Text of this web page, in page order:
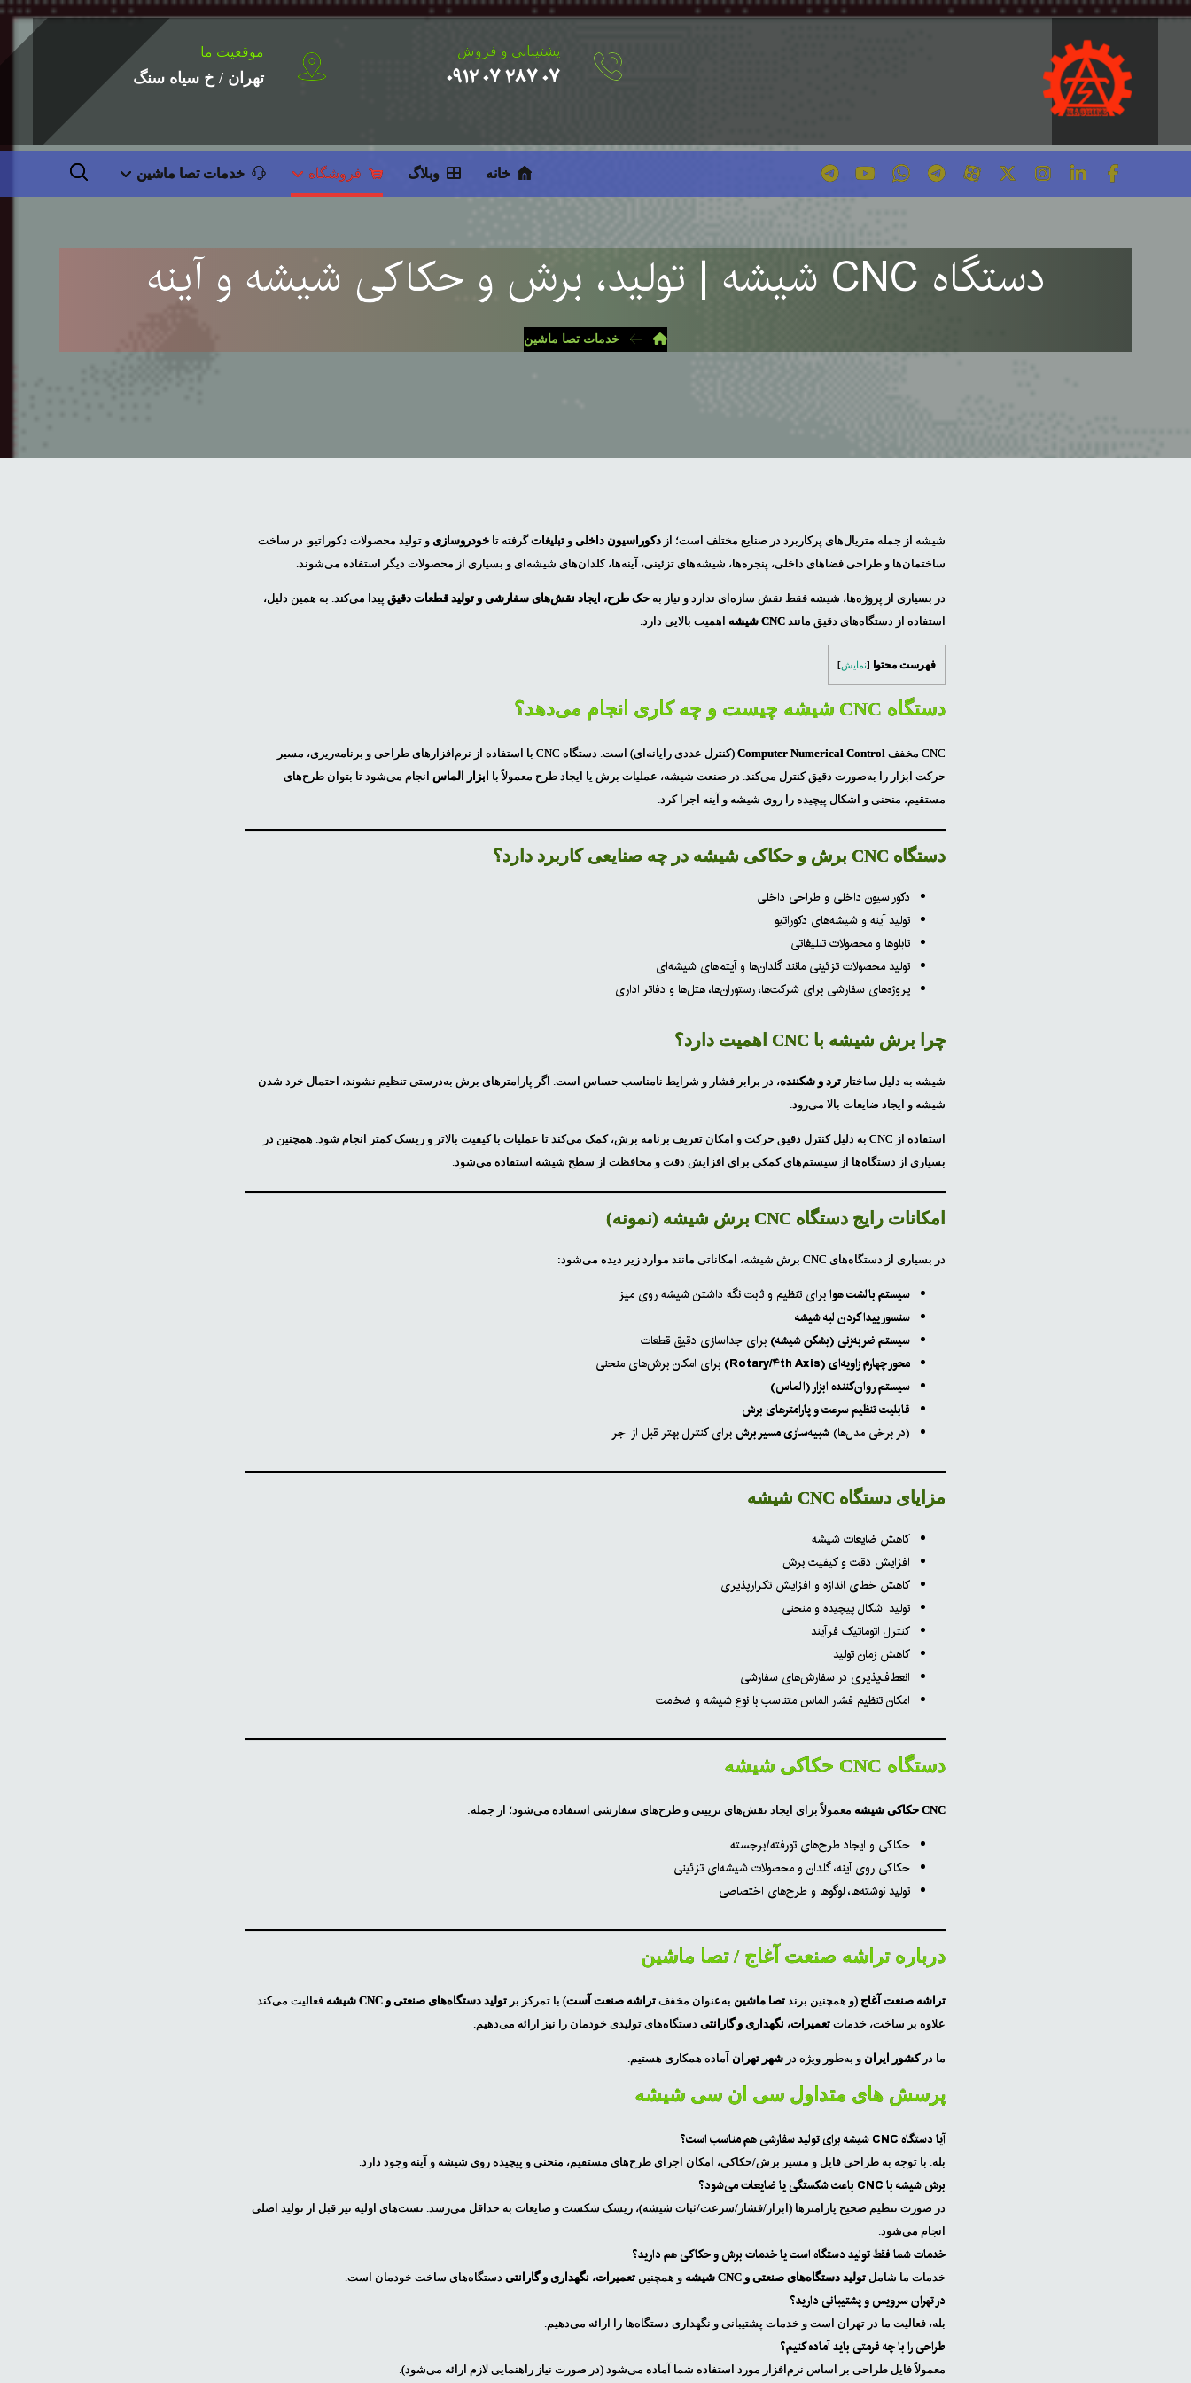
پشتیبانی و فروش
۰۷ ۲۸۷ ۰۷ ۰۹۱۲
موقعیت ما
تهران / خ سیاه سنگ
خانه وبلاگ فروشگاه خدمات تصا ماشین
دستگاه CNC شیشه | تولید، برش و حکاکی شیشه و آینه
خدمات تصا ماشین
شیشه از جمله متریال‌های پرکاربرد در صنایع مختلف است؛ از دکوراسیون داخلیو تبلیغاتگرفته تا خودروسازیو تولید محصولات دکوراتیو. در ساخت
ساختمان‌ها و طراحی فضاهای داخلی، پنجره‌ها، شیشه‌های تزئینی، آینه‌ها، کلدان‌های شیشه‌ای و بسیاری از محصولات دیگر استفاده می‌شوند.
در بسیاری از پروژه‌ها، شیشه فقط نقش سازه‌ای ندارد و نیاز به حک طرح، ایجاد نقش‌های سفارشی و تولید قطعات دقیقپیدا می‌کند. به همین دلیل،
استفاده از دستگاه‌های دقیق مانند CNC شیشه اهمیت بالایی دارد.
فهرست محتوا [نمایش]
دستگاه CNC شیشه چیست و چه کاری انجام می‌دهد؟
CNC مخفف Computer Numerical Control
(کنترل عددی رایانه‌ای) است. دستگاه CNC با استفاده از نرم‌افزارهای طراحی و برنامه‌ریزی، مسیر
حرکت ابزار را به‌صورت دقیق کنترل می‌کند. در صنعت شیشه، عملیات برش یا ایجاد طرح معمولاً با ابزار الماسانجام می‌شود تا بتوان طرح‌های
مستقیم، منحنی و اشکال پیچیده را روی شیشه و آینه اجرا کرد.
دستگاه CNC برش و حکاکی شیشه در چه صنایعی کاربرد دارد؟
دکوراسیون داخلی و طراحی داخلی
تولید آینه و شیشه‌های دکوراتیو
تابلوها و محصولات تبلیغاتی
تولید محصولات تزئینی مانند گلدان‌ها و آیتم‌های شیشه‌ای
پروژه‌های سفارشی برای شرکت‌ها، رستوران‌ها، هتل‌ها و دفاتر اداری
چرا برش شیشه با CNC اهمیت دارد؟
شیشه به دلیل ساختار ترد و شکننده، در برابر فشار و شرایط نامناسب حساس است. اگر پارامترهای برش به‌درستی تنظیم نشوند، احتمال خرد شدن
شیشه و ایجاد ضایعات بالا می‌رود.
استفاده از CNC به دلیل کنترل دقیق حرکت و امکان تعریف برنامه برش، کمک می‌کند تا عملیات با کیفیت بالاتر و ریسک کمتر انجام شود. همچنین در
بسیاری از دستگاه‌ها از سیستم‌های کمکی برای افزایش دقت و محافظت از سطح شیشه استفاده می‌شود.
امکانات رایج دستگاه CNC برش شیشه (نمونه)
در بسیاری از دستگاه‌های CNC برش شیشه، امکاناتی مانند موارد زیر دیده می‌شود:
سیستم بالشت هوابرای تنظیم و ثابت نگه داشتن شیشه روی میز
سنسور پیدا کردن لبه شیشه
سیستم ضربه‌زنی (بشکن شیشه) برای جداسازی دقیق قطعات
محور چهارم زاویه‌ای (Rotary/۴th Axis)
برای امکان برش‌های منحنی
سیستم روان‌کننده ابزار (الماس)
قابلیت تنظیم سرعت و پارامترهای برش
(در برخی مدل‌ها)شبیه‌سازی مسیر برش برای کنترل بهتر قبل از اجرا
مزایای دستگاه CNC شیشه
کاهش ضایعات شیشه
افزایش دقت و کیفیت برش
کاهش خطای اندازه و افزایش تکرارپذیری
تولید اشکال پیچیده و منحنی
کنترل اتوماتیک فرآیند
کاهش زمان تولید
انعطاف‌پذیری در سفارش‌های سفارشی
امکان تنظیم فشار الماس متناسب با نوع شیشه و ضخامت
دستگاه CNC حکاکی شیشه
CNC حکاکی شیشه معمولاً برای ایجاد نقش‌های تزیینی و طرح‌های سفارشی استفاده می‌شود؛ از جمله:
حکاکی و ایجاد طرح‌های تورفته/برجسته
حکاکی روی آینه، گلدان و محصولات شیشه‌ای تزئینی
تولید نوشته‌ها، لوگوها و طرح‌های اختصاصی
درباره تراشه صنعت آغاج / تصا ماشین
تراشه صنعت آغاج (و همچنین برند تصا ماشین به‌عنوان مخفف تراشه صنعت آست) با تمرکز بر تولید دستگاه‌های صنعتی و CNC شیشه
فعالیت می‌کند.
علاوه بر ساخت، خدمات تعمیرات، نگهداری و گارانتیدستگاه‌های تولیدی خودمان را نیز ارائه می‌دهیم.
ما درکشور ایران و به‌طور ویژه در شهر تهران آماده همکاری هستیم.
پرسش های متداول سی ان سی شیشه
آیا دستگاه CNC شیشه برای تولید سفارشی هم مناسب است؟
بله. با توجه به طراحی فایل و مسیر برش/حکاکی، امکان اجرای طرح‌های مستقیم، منحنی و پیچیده روی شیشه و آینه وجود دارد.
برش شیشه با CNC باعث شکستگی یا ضایعات می‌شود؟
در صورت تنظیم صحیح پارامترها (ابزار/فشار/سرعت/ثبات شیشه)، ریسک شکست و ضایعات به حداقل می‌رسد. تست‌های اولیه نیز قبل از تولید اصلی
انجام می‌شود.
خدمات شما فقط تولید دستگاه است یا خدمات برش و حکاکی هم دارید؟
خدمات ما شامل تولید دستگاه‌های صنعتی و CNC شیشه و همچنین تعمیرات، نگهداری و گارانتیدستگاه‌های ساخت خودمان است.
در تهران سرویس و پشتیبانی دارید؟
بله، فعالیت ما در تهران است و خدمات پشتیبانی و نگهداری دستگاه‌ها را ارائه می‌دهیم.
طراحی را با چه فرمتی باید آماده کنیم؟
معمولاً فایل طراحی بر اساس نرم‌افزار مورد استفاده شما آماده می‌شود (در صورت نیاز راهنمایی لازم ارائه می‌شود).
پرس وکیوم
وکیوم تک سینی
وکیوم اسانسوری
پنوماتیک
پرس وکیوم ممبران
cnc سنگ و چوب
سی ان سی تخت
۱۳۰*۲۵۰
سی ان سی تخت ۲*۴
سی ان سی تخت
متفرقه
پرس ملامینه
جرثقیل سقفی
شیشه و لیزر